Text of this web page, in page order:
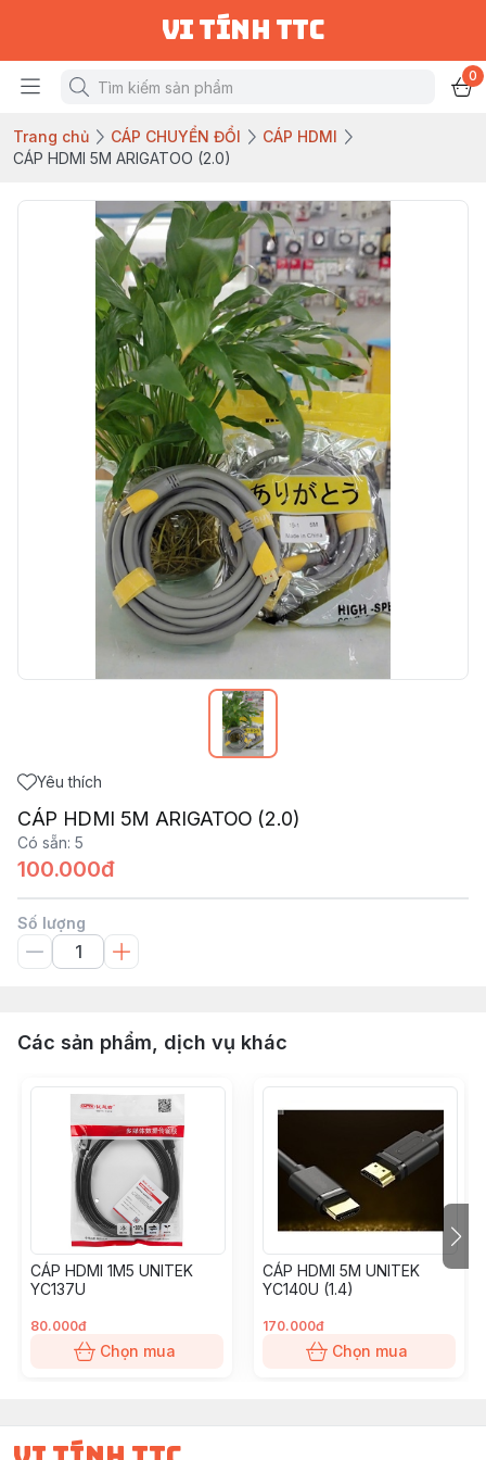
vi tính ttc
0
Trang chủ CÁP CHUYỂN ĐỔI
CÁP HDMI
CÁP HDMI 5M ARIGATOO (2.0)
Yêu thích
CÁP HDMI 5M ARIGATOO (2.0)
Có sẵn: 5
100.000đ
Số lượng
Các sản phẩm, dịch vụ khác
CÁP HDMI 1M5 UNITEK
YC137U
80.000đ
Chọn mua
CÁP HDMI 5M UNITEK
YC140U (1.4)
170.000đ
Chọn mua